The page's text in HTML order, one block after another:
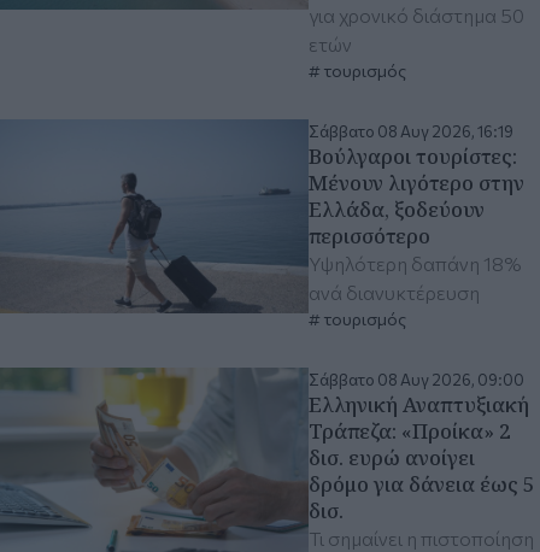
για χρονικό διάστημα 50
ετών
τουρισμός
Σάββατο 08 Αυγ 2026, 16:19
Βούλγαροι τουρίστες:
Μένουν λιγότερο στην
Ελλάδα, ξοδεύουν
περισσότερο
Υψηλότερη δαπάνη 18%
ανά διανυκτέρευση
τουρισμός
Σάββατο 08 Αυγ 2026, 09:00
Ελληνική Αναπτυξιακή
Τράπεζα: «Προίκα» 2
δισ. ευρώ ανοίγει
δρόμο για δάνεια έως 5
δισ.
Τι σημαίνει η πιστοποίηση